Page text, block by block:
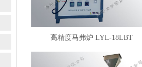
高精度马弗炉 LYL-18LBT